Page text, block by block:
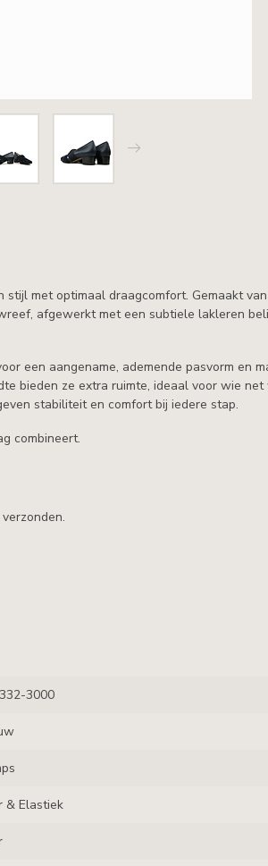
stijl met optimaal draagcomfort. Gemaakt
afgewerkt met een subtiele lakleren
een aangename, ademende pasvorm en
bieden ze extra ruimte, ideaal voor wie
stabiliteit en comfort bij iedere stap.
combineert.
3000
& Elastiek